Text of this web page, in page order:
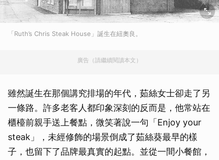
「Ruth’s Chris Steak House」誕生在紐奧良。
廣告（請繼續閱讀本文）
雖然誕生在那個講究排場的年代，茹絲女士卻走了另
一條路。許多老客人都印象深刻的反而是，他常站在
櫃檯前親手送上餐點，微笑著說一句「Enjoy your
steak」，未經修飾的場景倒成了茹絲葵最早的樣
子，也留下了品牌最真實的起點。並從一間小餐館，